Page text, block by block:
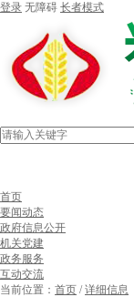
登录 无障碍 长者模式
首页
要闻动态
政府信息公开
机关党建
政务服务
互动交流
当前位置： 首页 /详细信息